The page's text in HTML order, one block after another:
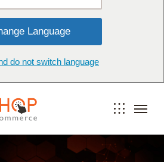
Language
do not switch language